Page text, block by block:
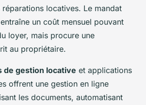
locatives. Le mandat
un coût mensuel pouvant
loyer, mais procure une
au propriétaire.
de gestion locative et applications
offrent une gestion en ligne
les documents, automatisant